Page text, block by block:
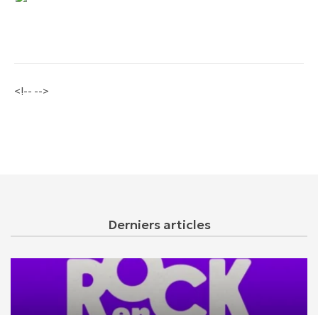
<!-- -->
Derniers articles